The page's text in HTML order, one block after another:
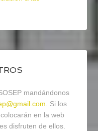
mandándonos
. Si los
en la web
disfruten de ellos.